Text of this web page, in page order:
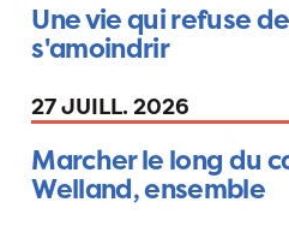
Une vie qui refuse de
s'amoindrir
27 JUILL. 2026
Marcher le long du
Welland, ensemble